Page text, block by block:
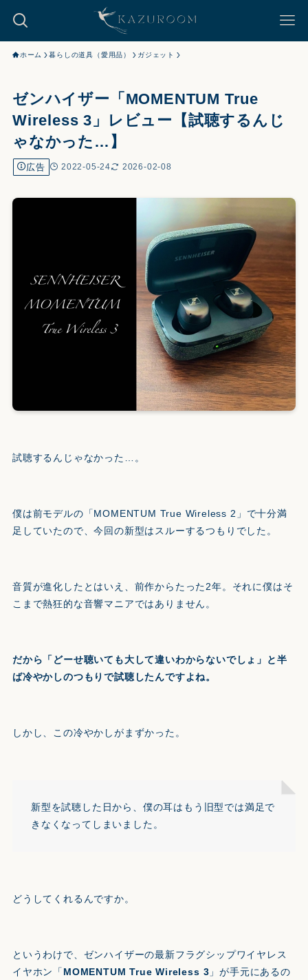
ホーム 暮らしの道具（愛用品） ガジェット
ゼンハイザー「MOMENTUM True
Wireless 3」レビュー【試聴するんじ
ゃなかった…】
広告 2022-05-24 2026-02-08
試聴するんじゃなかった…。
僕は前モデルの「MOMENTUM True Wireless 2」で十分満
足していたので、今回の新型はスルーするつもりでした。
音質が進化したとはいえ、前作からたった2年。それに僕はそ
こまで熱狂的な音響マニアではありません。
だから「どーせ聴いても大して違いわからないでしょ」と半
ば冷やかしのつもりで試聴したんですよね。
しかし、この冷やかしがまずかった。
新型を試聴した日から、僕の耳はもう旧型では満足で
きなくなってしまいました。
どうしてくれるんですか。
というわけで、ゼンハイザーの最新フラグシップワイヤレス
イヤホン「 MOMENTUM True Wireless 3 」が手元にあるの